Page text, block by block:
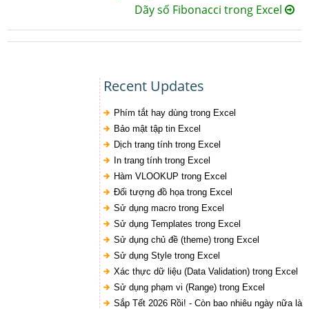
Dãy số Fibonacci trong Excel
Recent Updates
Phím tắt hay dùng trong Excel
Bảo mật tập tin Excel
Dịch trang tính trong Excel
In trang tính trong Excel
Hàm VLOOKUP trong Excel
Đối tượng đồ họa trong Excel
Sử dụng macro trong Excel
Sử dụng Templates trong Excel
Sử dụng chủ đề (theme) trong Excel
Sử dụng Style trong Excel
Xác thực dữ liệu (Data Validation) trong Excel
Sử dụng phạm vi (Range) trong Excel
Sắp Tết 2026 Rồi! - Còn bao nhiêu ngày nữa là